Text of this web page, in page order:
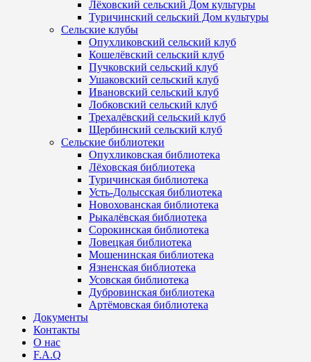
Лёховский сельский Дом культуры
Туричинский сельский Дом культуры
Сельские клубы
Опухликовский сельский клуб
Кошелёвский сельский клуб
Пучковский сельский клуб
Ушаковский сельский клуб
Ивановский сельский клуб
Лобковский сельский клуб
Трехалёвский сельский клуб
Щербинский сельский клуб
Сельские библиотеки
Опухликовская библиотека
Лёховская библиотека
Туричинская библиотека
Усть-Долысская библиотека
Новохованская библиотека
Рыкалёвская библиотека
Сорокинская библиотека
Ловецкая библиотека
Мошенинская библиотека
Язненская библиотека
Усовская библиотека
Дубровинская библиотека
Артёмовская библиотека
Документы
Контакты
О нас
F.A.Q